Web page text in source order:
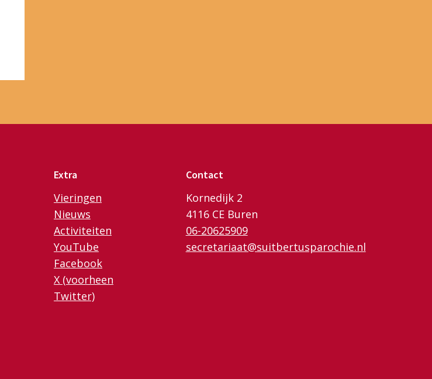
Extra
Vieringen
Nieuws
Activiteiten
YouTube
Facebook
X (voorheen
Twitter)
Contact
Kornedijk 2
4116 CE Buren
06-20625909
secretariaat@suitbertusparochie.nl